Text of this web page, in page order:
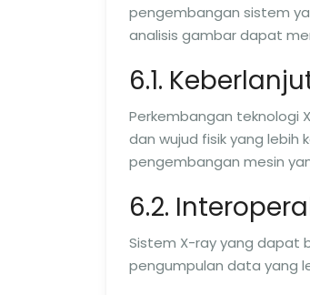
pengembangan sistem
analisis gambar dapat
6.1.
Perkembangan teknologi
dan wujud fisik yang lebih
pengembangan mesin
6.2.
Sistem X-ray yang dapat
pengumpulan data yang